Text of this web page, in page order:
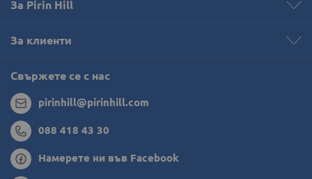
За Pirin Hill
За клиенти
Свържете се с нас
pirinhill@pirinhill.com
088 418 43 30
Намерете ни във Facebook